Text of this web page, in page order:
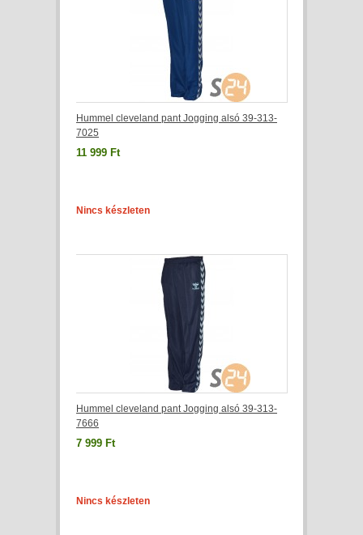
Hummel cleveland pant Jogging alsó 39-313-
7025
11 999 Ft
Nincs készleten
Hummel cleveland pant Jogging alsó 39-313-
7666
7 999 Ft
Nincs készleten